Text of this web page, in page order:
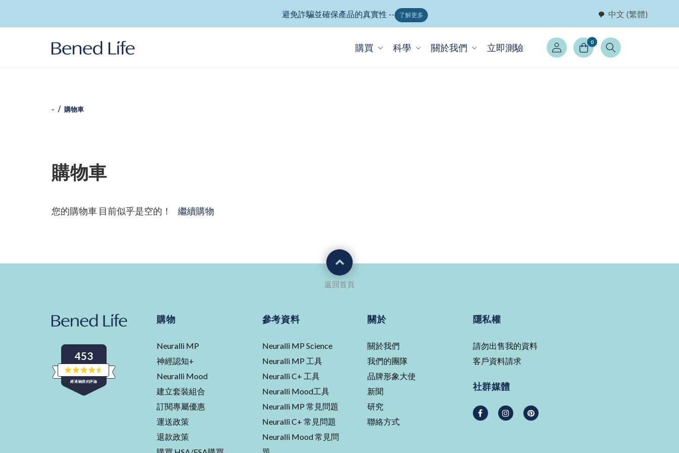
避免詐騙並確保產品的真實性 -- 了解更多 中文 (繁體)
購買 科學 關於我們 立即測驗
登
入
0
- 購物車
購物車
您的購物車 目前似乎是空的！ 繼續購物
453
經過驗證的評論
評
分
4.5
星
購物
Neuralli MP
神經認知+
Neuralli Mood
建立套裝組合
訂閱專屬優惠
運送政策
退款政策
參考資料
Neuralli MP Science
Neuralli MP 工具
Neuralli C+ 工具
Neuralli Mood工具
Neuralli MP 常見問題
Neuralli C+ 常見問題
Neuralli Mood 常見問
關於
關於我們
我們的團隊
品牌形象大使
新聞
研究
聯絡方式
隱私權
請勿出售我的資料
客戶資料請求
社群媒體
返回首頁